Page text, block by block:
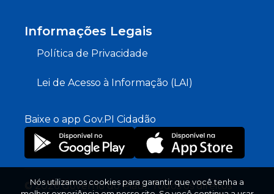
Informações Legais
Política de Privacidade
Lei de Acesso à Informação (LAI)
Baixe o app Gov.PI Cidadão
© 2026 Governo do Piauí. Todos os direitos
Nós utilizamos cookies para garantir que você tenha a